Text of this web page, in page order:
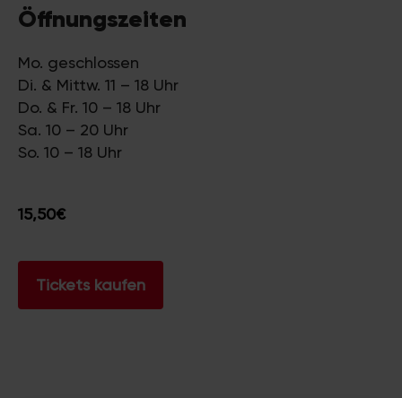
Öffnungszeiten
Mo. geschlossen
Di. & Mittw. 11 – 18 Uhr
Do. & Fr. 10 – 18 Uhr
Sa. 10 – 20 Uhr
So. 10 – 18 Uhr
15,50€
Tickets kaufen